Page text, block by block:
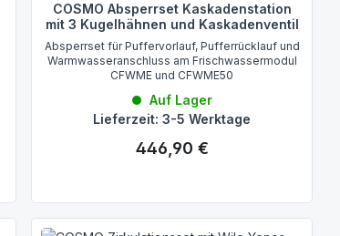
COSMO Absperrset Kaskadenstation
mit 3 Kugelhähnen und Kaskadenventil
Absperrset für Puffervorlauf, Pufferrücklauf und
Warmwasseranschluss am Frischwassermodul
CFWME und CFWME50
Auf Lager
Lieferzeit: 3-5 Werktage
Regulärer Preis:
446,90 €